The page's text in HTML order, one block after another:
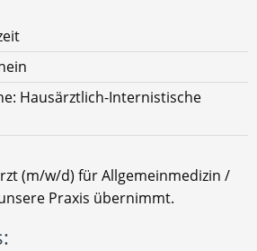
Hausärztlich-Internistische
(m/w/d) für Allgemeinmedizin /
Praxis übernimmt.